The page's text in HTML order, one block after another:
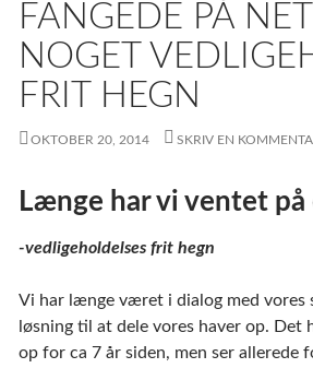
FANGEDE PÅ
NOGET
FRIT HEGN
OKTOBER 20, 2014 SKRIV EN
Længe har vi ventet
-vedligeholdelses frit hegn
Vi har længe været i dialog med vores
løsning til at dele vores haver op. Det
op for ca 7 år siden, men ser